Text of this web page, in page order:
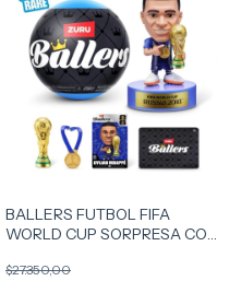
BALLERS FUTBOL FIFA
WORLD CUP SORPRESA COD
$27.350,00